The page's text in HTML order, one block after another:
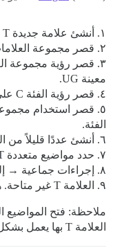
١. أنشئ علامة جديدة T في مجموعة علامات جديدة TG.
٢. قصر مجموعة العلامات TG على فئة معينة C.
معينة UG.
٤. قصر رؤية الفئة C على نفس مجموعة المستخدمين UG.
الفئة.
٦. أنشئ عددًا قليلاً من المواضيع TTT في الفئة C.
٧. حدد مواضيع متعددة TTT أثناء تواجدك في عرض مواضيع الفئة.
٨. إجراءات جماعية → إلحاق علامات.
٩. العلامة T غير متاحة. هذه مشكلة.
العلامة T بها يعمل بشكل جيد.